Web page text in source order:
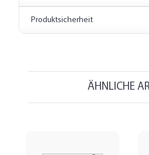
Produktsicherheit
ÄHNLICHE